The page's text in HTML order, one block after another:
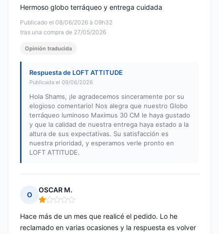
Publicado el 08/06/2026 à 09h32
tras una compra de 27/05/2026
Hermoso globo terráqueo y entrega cuidada
Opinión traducida
Respuesta de LOFT ATTITUDE
Publicada el 09/06/2026
Hola Shams, ¡le agradecemos sinceramente por su
elogioso comentario! Nos alegra que nuestro Globo
terráqueo luminoso Maximus 30 CM le haya gustado
y que la calidad de nuestra entrega haya estado a la
altura de sus expectativas. Su satisfacción es
nuestra prioridad, y esperamos verle pronto en
LOFT ATTITUDE.
O
OSCAR M.
Nota: 1 de 5
Hace más de un mes que realicé el pedido. Lo he
reclamado en varias ocasiones y la respuesta es volver